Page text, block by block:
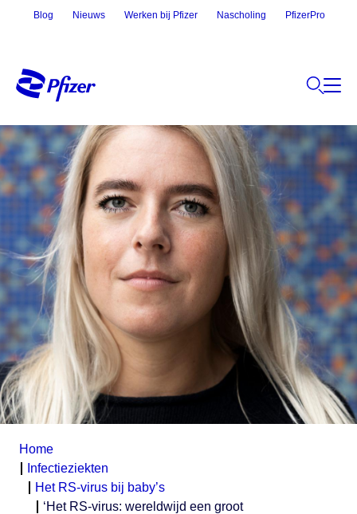
Blog Nieuws Werken bij Pfizer Nascholing PfizerPro
Home
Infectieziekten
Het RS-virus bij baby’s
‘Het RS-virus: wereldwijd een groot